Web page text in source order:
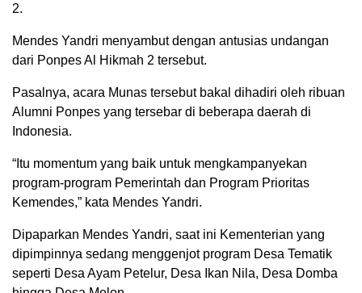
2.
Mendes Yandri menyambut dengan antusias undangan
dari Ponpes Al Hikmah 2 tersebut.
Pasalnya, acara Munas tersebut bakal dihadiri oleh ribuan
Alumni Ponpes yang tersebar di beberapa daerah di
Indonesia.
“Itu momentum yang baik untuk mengkampanyekan
program-program Pemerintah dan Program Prioritas
Kemendes,” kata Mendes Yandri.
Dipaparkan Mendes Yandri, saat ini Kementerian yang
dipimpinnya sedang menggenjot program Desa Tematik
seperti Desa Ayam Petelur, Desa Ikan Nila, Desa Domba